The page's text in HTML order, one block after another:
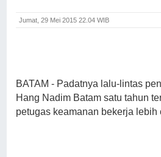
Jumat, 29 Mei 2015 22.04 WIB
BATAM- Padatnya lalu-lintas
Hang Nadim Batam satu tahun
petugas keamanan bekerja lebih